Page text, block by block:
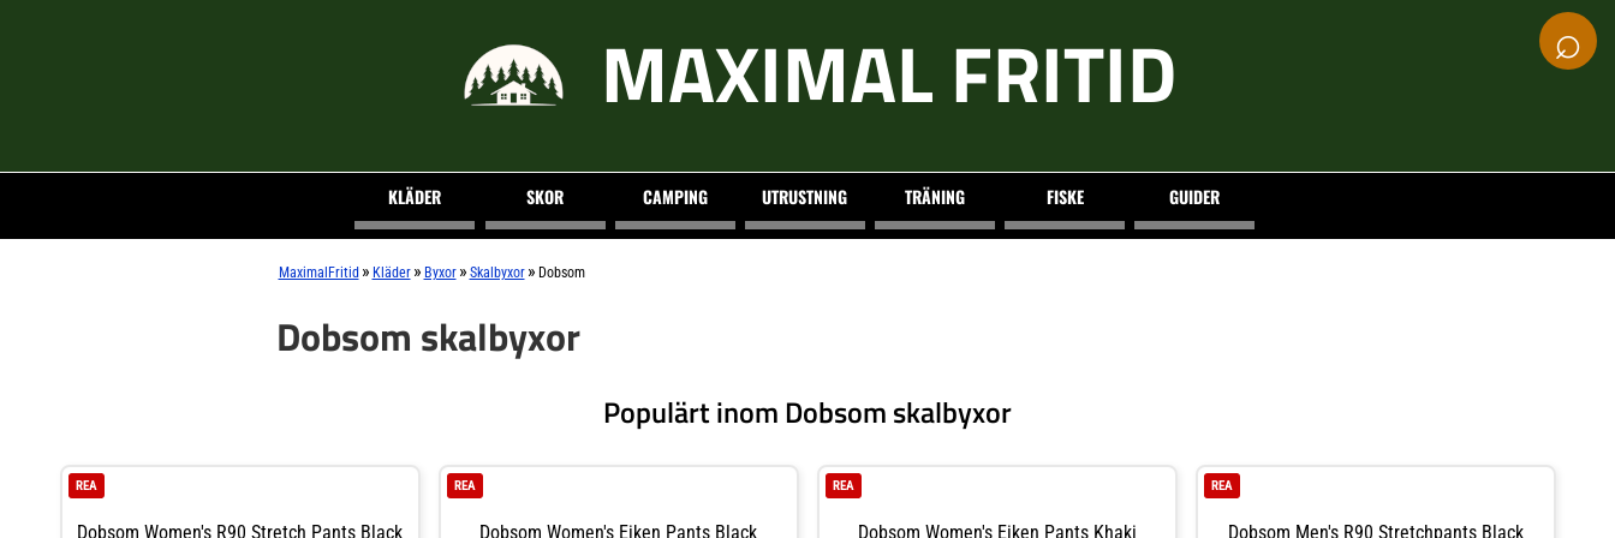
MAXIMAL FRITID ⌕
KLÄDER SKOR CAMPING UTRUSTNING TRÄNING FISKE GUIDER
MaximalFritid » Kläder » Byxor » Skalbyxor » Dobsom
Dobsom skalbyxor
Populärt inom Dobsom skalbyxor
Dobsom Women's R90 Stretch Pants Black
REA
Dobsom Women's Eiken Pants Black
REA
Dobsom Women's Eiken Pants Khaki
REA
Dobsom Men's R90 Stretchpants Black
REA